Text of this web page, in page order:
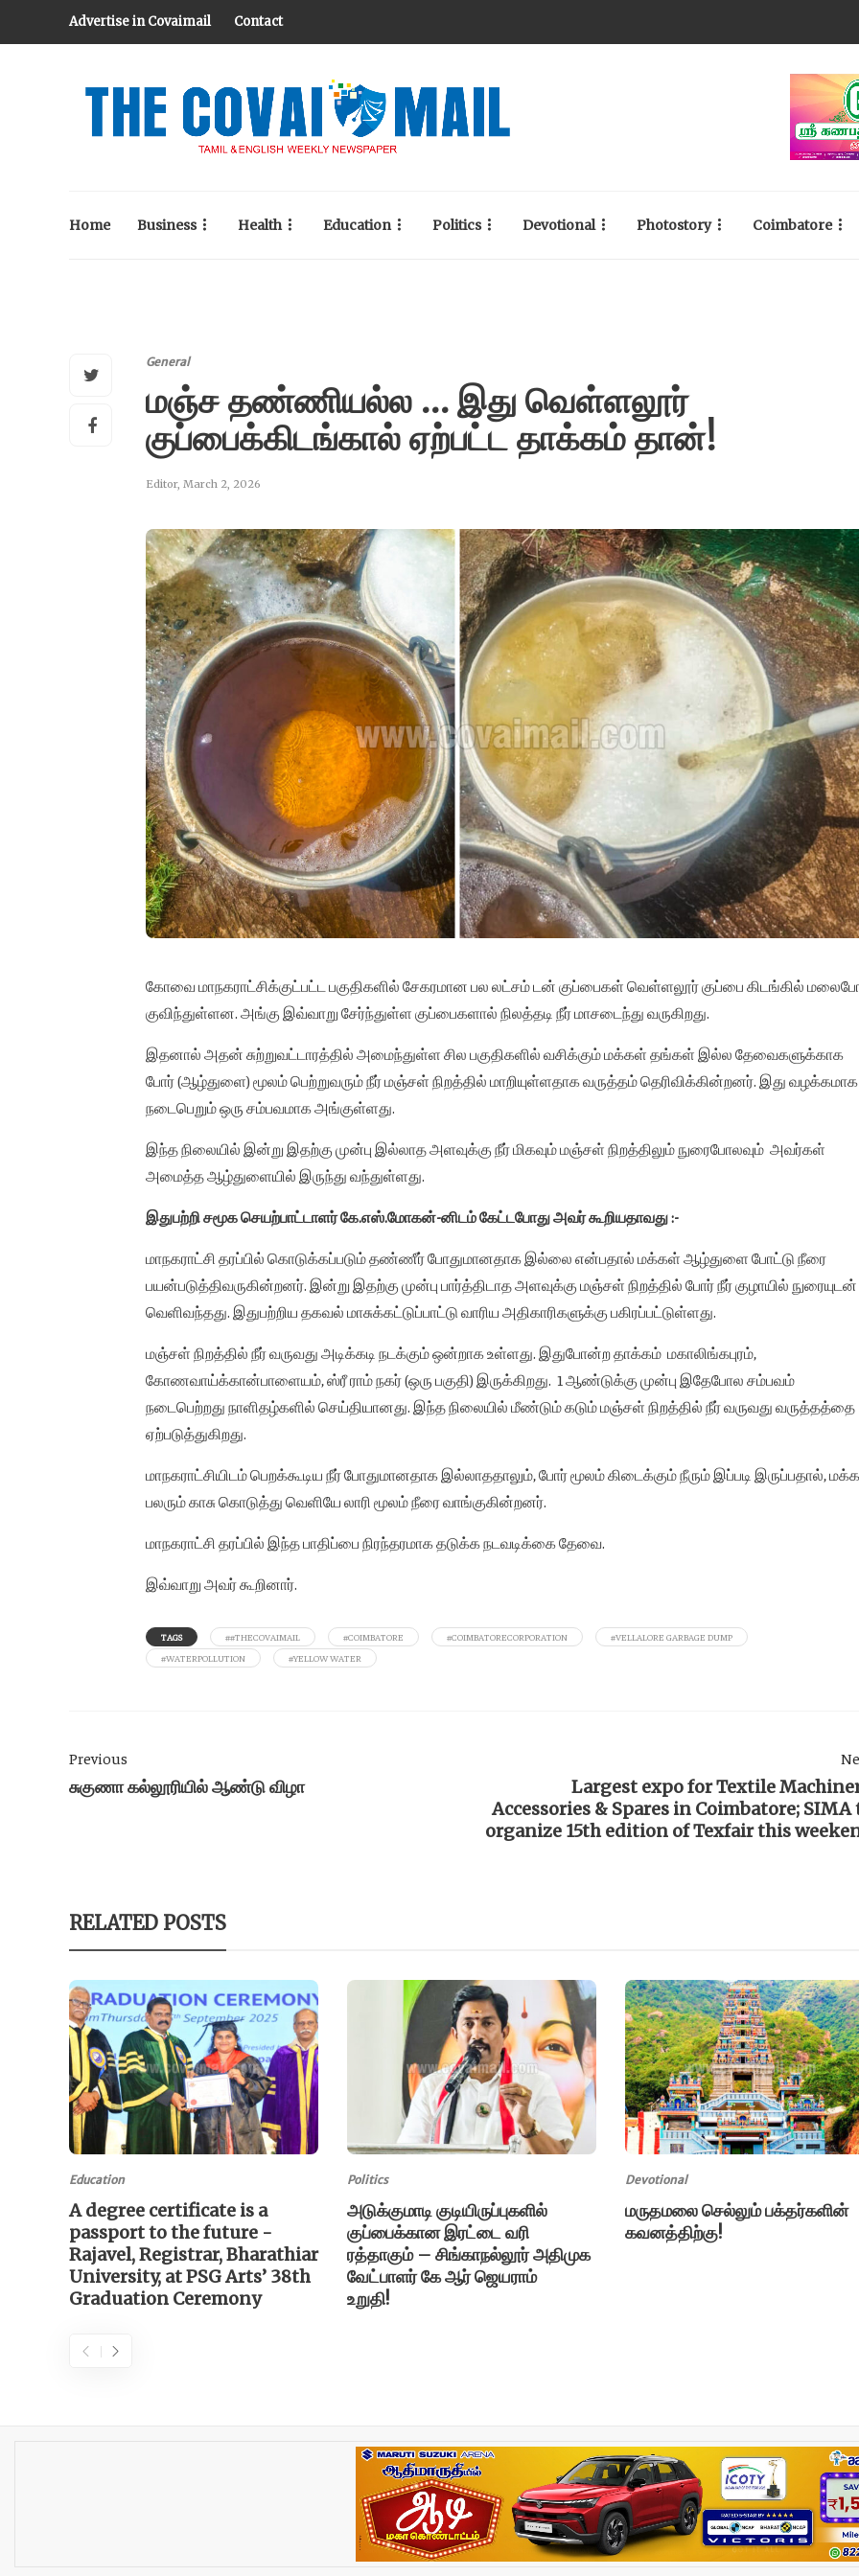
Advertise in Covaimail Contact
Home Business Health Education Politics Devotional Photostory Coimbatore
General
மஞ்ச தண்ணியல்ல … இது வெள்ளலூர்
குப்பைக்கிடங்கால் ஏற்பட்ட தாக்கம் தான்!
Editor, March 2, 2026
கோவை மாநகராட்சிக்குட்பட்ட பகுதிகளில் சேகரமான பல லட்சம் டன் குப்பைகள் வெள்ளலூர் குப்பை கிடங்கில்
குவிந்துள்ளன. அங்கு இவ்வாறு சேர்ந்துள்ள குப்பைகளால் நிலத்தடி நீர் மாசடைந்து வருகிறது.
இதனால் அதன் சுற்றுவட்டாரத்தில் அமைந்துள்ள சில பகுதிகளில் வசிக்கும் மக்கள் தங்கள் இல்ல தேவைகளுக்காக
போர் (ஆழ்துளை) மூலம் பெற்றுவரும் நீர் மஞ்சள் நிறத்தில் மாறியுள்ளதாக வருத்தம் தெரிவிக்கின்றனர். இது வழக்கமாக
நடைபெறும் ஒரு சம்பவமாக அங்குள்ளது.
இந்த நிலையில் இன்று இதற்கு முன்பு இல்லாத அளவுக்கு நீர் மிகவும் மஞ்சள் நிறத்திலும் நுரைபோலவும் அவர்கள்
அமைத்த ஆழ்துளையில் இருந்து வந்துள்ளது.
இதுபற்றி சமூக செயற்பாட்டாளர் கே.எஸ்.மோகன்-னிடம் கேட்டபோது அவர் கூறியதாவது :-
மாநகராட்சி தரப்பில் கொடுக்கப்படும் தண்ணீர் போதுமானதாக இல்லை என்பதால் மக்கள் ஆழ்துளை போட்டு நீரை
பயன்படுத்திவருகின்றனர். இன்று இதற்கு முன்பு பார்த்திடாத அளவுக்கு மஞ்சள் நிறத்தில் போர் நீர் குழாயில் நுரையுடன்
வெளிவந்தது. இதுபற்றிய தகவல் மாசுக்கட்டுப்பாட்டு வாரிய அதிகாரிகளுக்கு பகிரப்பட்டுள்ளது.
மஞ்சள் நிறத்தில் நீர் வருவது அடிக்கடி நடக்கும் ஒன்றாக உள்ளது. இதுபோன்ற தாக்கம் மகாலிங்கபுரம்,
கோணவாய்க்கான்பாளையம், ஸ்ரீ ராம் நகர் (ஒரு பகுதி) இருக்கிறது. 1 ஆண்டுக்கு முன்பு இதேபோல சம்பவம்
நடைபெற்றது நாளிதழ்களில் செய்தியானது. இந்த நிலையில் மீண்டும் கடும் மஞ்சள் நிறத்தில் நீர் வருவது வருத்தத்தை
ஏற்படுத்துகிறது.
மாநகராட்சியிடம் பெறக்கூடிய நீர் போதுமானதாக இல்லாததாலும், போர் மூலம் கிடைக்கும் நீரும் இப்படி இருப்பதால்,
பலரும் காசு கொடுத்து வெளியே லாரி மூலம் நீரை வாங்குகின்றனர்.
மாநகராட்சி தரப்பில் இந்த பாதிப்பை நிரந்தரமாக தடுக்க நடவடிக்கை தேவை.
இவ்வாறு அவர் கூறினார்.
TAGS ##THECOVAIMAIL #COIMBATORE #COIMBATORECORPORATION
#VELLALORE GARBAGE DUMP
#WATERPOLLUTION
#YELLOW WATER
Previous
சுகுணா கல்லூரியில் ஆண்டு விழா
Largest expo for Textile
Accessories & Spares in Coimbatore; SIMA
organize 15th edition of Texfair this
RELATED POSTS
Education
A degree certificate is a
passport to the future -
Rajavel, Registrar, Bharathiar
University, at PSG Arts’ 38th
Graduation Ceremony
Politics
அடுக்குமாடி குடியிருப்புகளில்
குப்பைக்கான இரட்டை வரி
ரத்தாகும் – சிங்காநல்லூர் அதிமுக
வேட்பாளர் கே ஆர் ஜெயராம்
உறுதி!
Devotional
மருதமலை செல்லும் பக்தர்களின்
கவனத்திற்கு!